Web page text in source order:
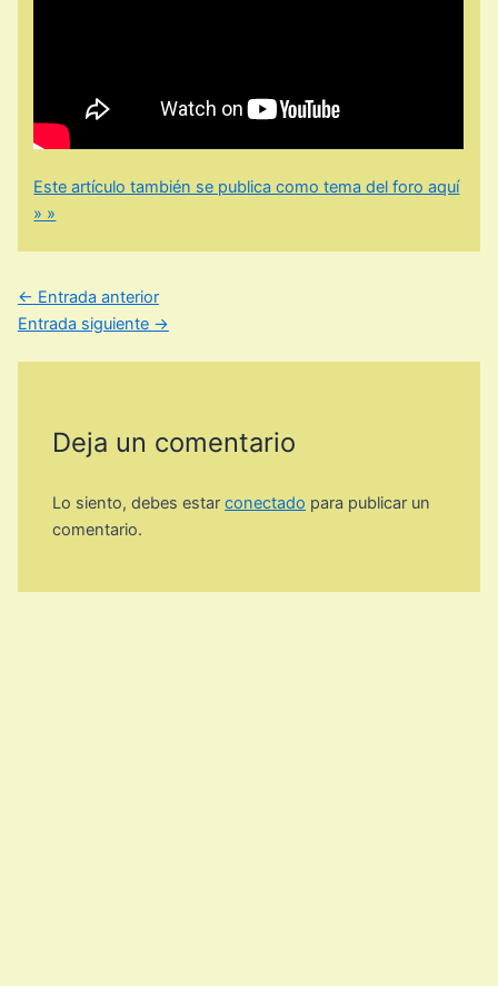
Este artículo también se publica como tema del foro aquí
» »
← Entrada anterior
Entrada siguiente →
Deja un comentario
Lo siento, debes estarconectado para publicar un
comentario.